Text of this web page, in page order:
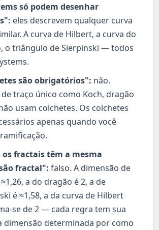
só podem desenhar
eles descrevem qualquer curva
A curva de Hilbert, a curva do
o triângulo de Sierpinski — todos
são obrigatórios": não.
de traço único como Koch, dragão
usam colchetes. Os colchetes
apenas quando você
os fractais têm a mesma
fractal": falso. A dimensão de
a do dragão é 2, a de
é ≈1,58, a da curva de Hilbert
se de 2 — cada regra tem sua
dimensão determinada por como